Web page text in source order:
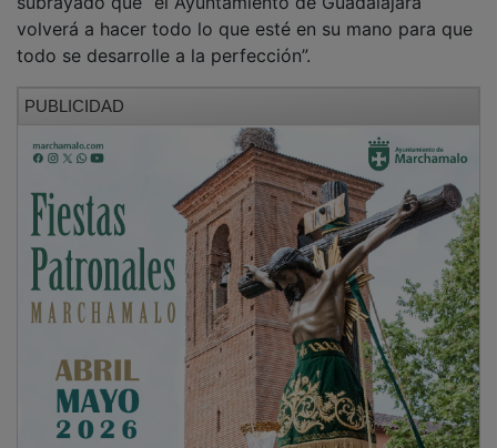
volverá a hacer todo lo que esté en su mano para que
todo se desarrolle a la perfección”.